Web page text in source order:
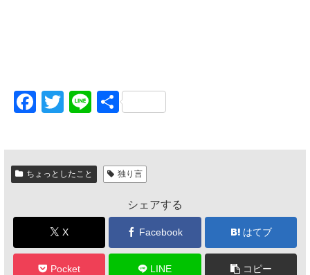
F
c
e
b
o
k
T
tt
er
Li
e
共
ちょっとしたこと 独り言
シェアする
X Facebook はてブ
Pocket LINE コピー